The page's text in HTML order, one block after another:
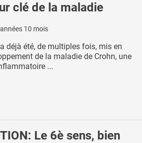
clé de la maladie
10 mois
déjà été, de multiples fois, mis en
de la maladie de Crohn, une
...
Le 6è sens, bien